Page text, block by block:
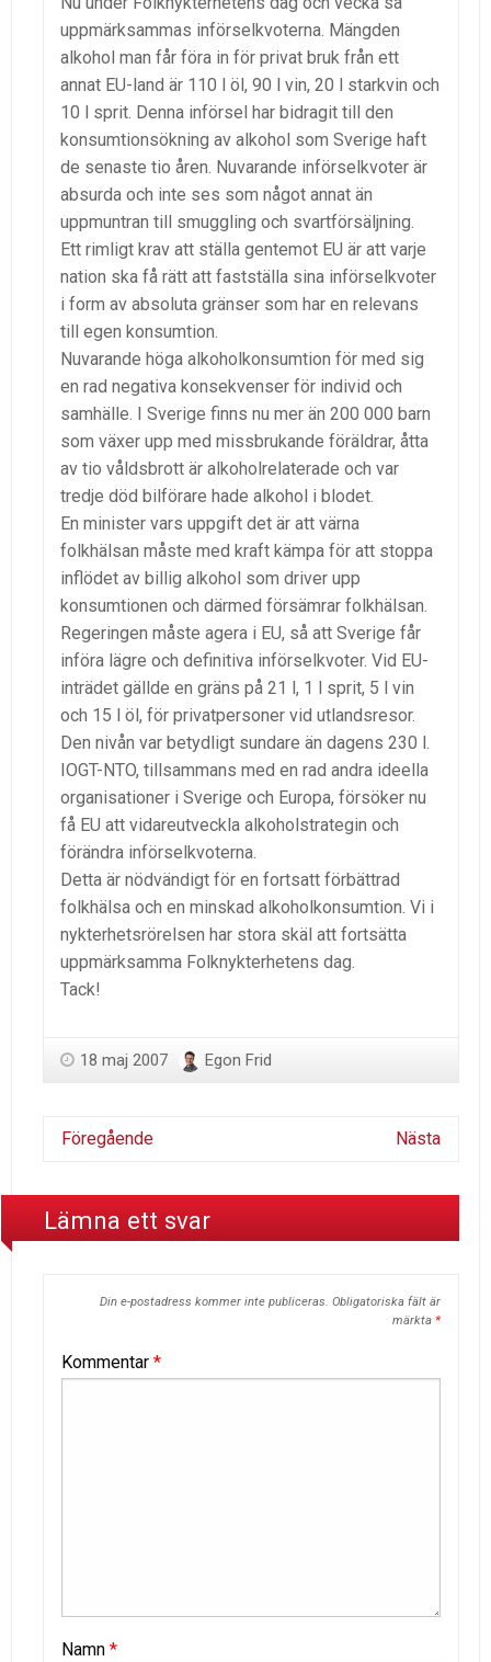
uppmärksammas införselkvoterna. Mängden
alkohol man får föra in för privat bruk från ett
annat EU-land är 110 l öl, 90 l vin, 20 l starkvin och
10 l sprit. Denna införsel har bidragit till den
konsumtionsökning av alkohol som Sverige haft
de senaste tio åren. Nuvarande införselkvoter är
absurda och inte ses som något annat än
uppmuntran till smuggling och svartförsäljning.
Ett rimligt krav att ställa gentemot EU är att varje
nation ska få rätt att fastställa sina införselkvoter
i form av absoluta gränser som har en relevans
till egen konsumtion.
Nuvarande höga alkoholkonsumtion för med sig
en rad negativa konsekvenser för individ och
samhälle. I Sverige finns nu mer än 200 000 barn
som växer upp med missbrukande föräldrar, åtta
av tio våldsbrott är alkoholrelaterade och var
tredje död bilförare hade alkohol i blodet.
En minister vars uppgift det är att värna
folkhälsan måste med kraft kämpa för att stoppa
inflödet av billig alkohol som driver upp
konsumtionen och därmed försämrar folkhälsan.
Regeringen måste agera i EU, så att Sverige får
införa lägre och definitiva införselkvoter. Vid EU-
inträdet gällde en gräns på 21 l, 1 l sprit, 5 l vin
och 15 l öl, för privatpersoner vid utlandsresor.
Den nivån var betydligt sundare än dagens 230 l.
IOGT-NTO, tillsammans med en rad andra ideella
organisationer i Sverige och Europa, försöker nu
få EU att vidareutveckla alkoholstrategin och
förändra införselkvoterna.
Detta är nödvändigt för en fortsatt förbättrad
folkhälsa och en minskad alkoholkonsumtion. Vi i
nykterhetsrörelsen har stora skäl att fortsätta
uppmärksamma Folknykterhetens dag.
Tack!
18 maj 2007 Egon Frid
Föregående Nästa
Lämna ett svar
Din e-postadress kommer inte publiceras. Obligatoriska fält är
märkta *
Kommentar *
Namn *